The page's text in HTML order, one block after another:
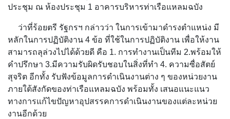
ประชุม ณ ห้องประชุม 1 อาคารบริหารท่าเรือแหลมฉบัง
ว่าที่ร้อยตรี รัฐกรฯ กล่าวว่า ในการเข้ามาดำรงตำแหน่ง มี
หลักในการปฏิบัติงาน 4 ข้อ ที่ใช้ในการปฏิบัติงาน เพื่อให้งาน
สามารถลุล่วงไปได้ด้วยดี คือ 1. การทำงานเป็นทีม 2.พร้อมให้
คำปรึกษา 3.มีความรับผิดรับชอบในสิ่งที่ทำ 4. ความซื่อสัตย์
สุจริต อีกทั้ง รับฟังข้อมูลการดำเนินงานต่าง ๆ ของหน่วยงาน
ภายใต้สังกัดของท่าเรือแหลมฉบัง พร้อมทั้ง เสนอแนะแนว
ทางการแก้ไขปัญหาอุปสรรคการดำเนินงานของแต่ละหน่วย
งานอีกด้วย